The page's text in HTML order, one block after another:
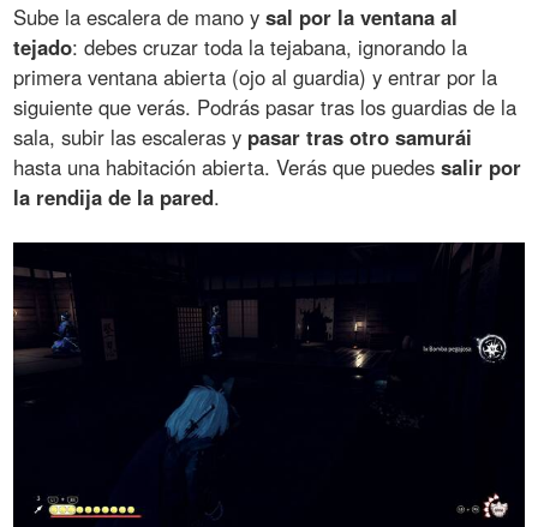
Sube la escalera de mano ysal por la ventana al
tejado: debes cruzar toda la tejabana, ignorando la
primera ventana abierta (ojo al guardia) y entrar por la
siguiente que verás. Podrás pasar tras los guardias de la
sala, subir las escaleras y pasar tras otro samurái
hasta una habitación abierta. Verás que puedessalir por
la rendija de la pared.